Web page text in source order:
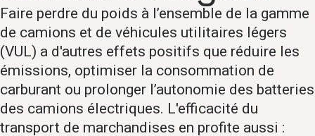
Faire perdre du poids à l’ensemble de la gamme
de camions et de véhicules utilitaires légers
(VUL) a d'autres effets positifs que réduire les
émissions, optimiser la consommation de
carburant ou prolonger l’autonomie des batteries
des camions électriques. L'efficacité du
transport de marchandises en profite aussi :